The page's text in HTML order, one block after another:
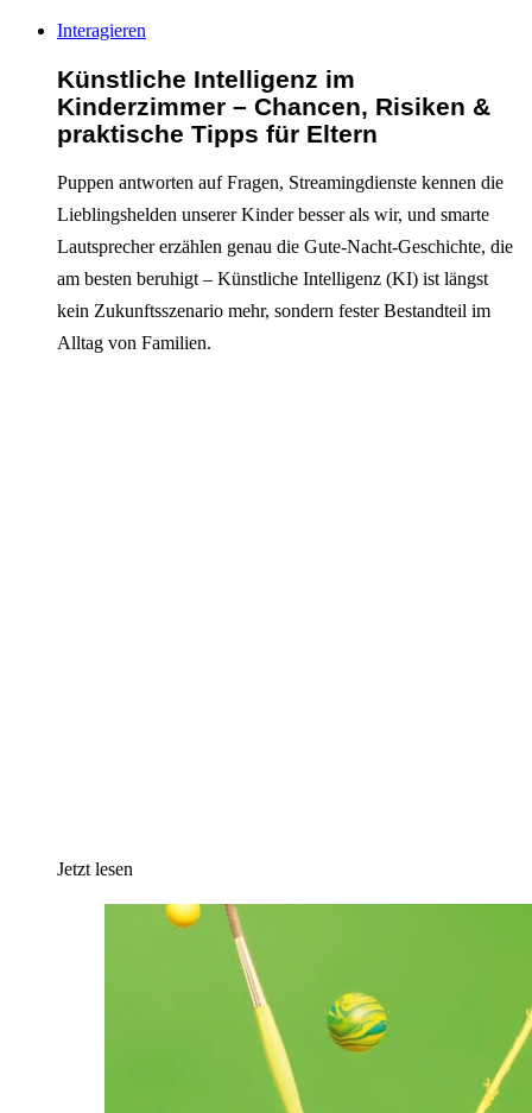
Interagieren
Künstliche Intelligenz im
Kinderzimmer – Chancen, Risiken &
praktische Tipps für Eltern
Puppen antworten auf Fragen, Streamingdienste kennen die
Lieblingshelden unserer Kinder besser als wir, und smarte
Lautsprecher erzählen genau die Gute-Nacht-Geschichte, die
am besten beruhigt – Künstliche Intelligenz (KI) ist längst
kein Zukunftsszenario mehr, sondern fester Bestandteil im
Alltag von Familien.
Jetzt lesen